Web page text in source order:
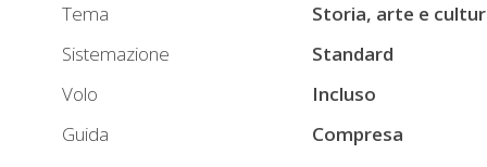
Tema
Storia, arte e
Sistemazione
Standard
Volo
Incluso
Guida
Compresa